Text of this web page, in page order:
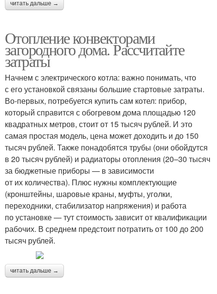
читать дальше →
Отопление конвекторами
загородного дома. Рассчитайте
затраты
Начнем с электрического котла: важно понимать, что
с его установкой связаны большие стартовые затраты.
Во-первых, потребуется купить сам котел: прибор,
который справится с обогревом дома площадью 120
квадратных метров, стоит от 15 тысяч рублей. И это
самая простая модель, цена может доходить и до 150
тысяч рублей. Также понадобятся трубы (они обойдутся
в 20 тысяч рублей) и радиаторы отопления (20–30 тысяч
за бюджетные приборы — в зависимости
от их количества). Плюс нужны комплектующие
(кронштейны, шаровые краны, муфты, уголки,
переходники, стабилизатор напряжения) и работа
по установке — тут стоимость зависит от квалификации
рабочих. В среднем предстоит потратить от 100 до 200
тысяч рублей.
читать дальше →